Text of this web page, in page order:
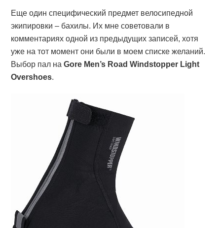
Еще один специфический предмет велосипедной
экипировки – бахилы. Их мне советовали в
комментариях одной из предыдущих записей, хотя
уже на тот момент они были в моем списке желаний.
Выбор пал наGore Men’s Road Windstopper Light
Overshoes.